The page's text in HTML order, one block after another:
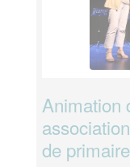
Animation
de